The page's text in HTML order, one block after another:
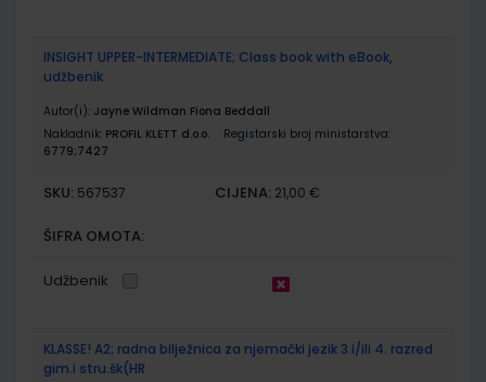
INSIGHT UPPER-INTERMEDIATE; Class book with eBook,
udžbenik
Autor(i): Jayne Wildman Fiona Beddall
Nakladnik: PROFIL KLETT d.o.o.
Registarski broj ministarstva:
6779;7427
SKU: 567537 CIJENA: 21,00 €
ŠIFRA OMOTA:
Udžbenik
KLASSE! A2; radna bilježnica za njemački jezik 3.i/ili 4. razred
gim.i stru.šk(HR